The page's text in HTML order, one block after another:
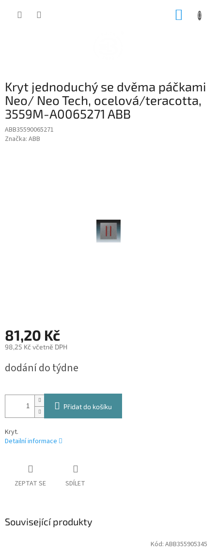
Kryt jednoduchý se dvěma páčkami
Neo/ Neo Tech, ocelová/teracotta,
3559M-A0065271 ABB
ABB35590065271
Značka: ABB
81,20 Kč
98,25 Kč včetně DPH
cena:
dodání do týdne
Přidat do košíku
Kryt.
Detailní informace
ZEPTAT SE SDÍLET
Související produkty
Kód: ABB355905345